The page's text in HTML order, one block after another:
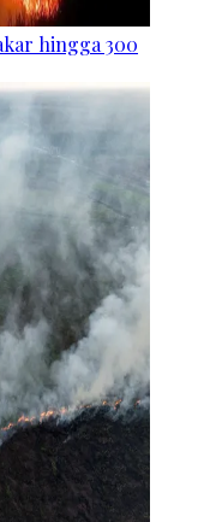
hingga 300